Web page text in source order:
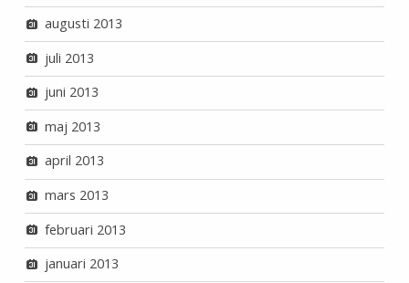
augusti 2013
juli 2013
juni 2013
maj 2013
april 2013
mars 2013
februari 2013
januari 2013